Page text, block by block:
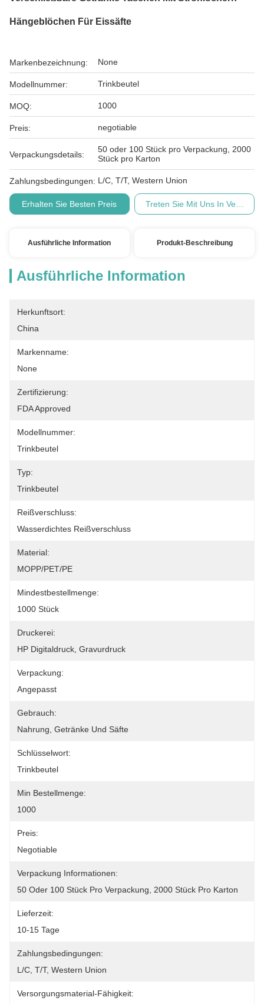
Hängeblöchen Für Eissäfte
Markenbezeichnung: None
Modellnummer: Trinkbeutel
MOQ: 1000
Preis: negotiable
Verpackungsdetails:
50 oder 100 Stück pro Verpackung, 2000
Stück pro Karton
Zahlungsbedingungen: L/C, T/T, Western Union
Erhalten Sie Besten Preis Treten Sie Mit Uns In
Ausführliche Information Produkt-Beschreibung
Ausführliche Information
Herkunftsort:
China
Markenname:
None
Zertifizierung:
FDA Approved
Modellnummer:
Trinkbeutel
Typ:
Trinkbeutel
Reißverschluss:
Wasserdichtes Reißverschluss
Material:
MOPP/PET/PE
Mindestbestellmenge:
1000 Stück
Druckerei:
HP Digitaldruck, Gravurdruck
Verpackung:
Angepasst
Gebrauch:
Nahrung, Getränke Und Säfte
Schlüsselwort:
Trinkbeutel
Min Bestellmenge:
1000
Preis:
Negotiable
Verpackung Informationen:
50 Oder 100 Stück Pro Verpackung, 2000 Stück Pro Karton
Lieferzeit:
10-15 Tage
Zahlungsbedingungen:
L/C, T/T, Western Union
Versorgungsmaterial-Fähigkeit: